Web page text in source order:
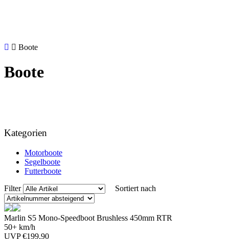
Boote
Boote
Kategorien
Motorboote
Segelboote
Futterboote
Filter
Sortiert nach
Marlin S5 Mono-Speedboot Brushless 450mm RTR
50+ km/h
UVP€199,90